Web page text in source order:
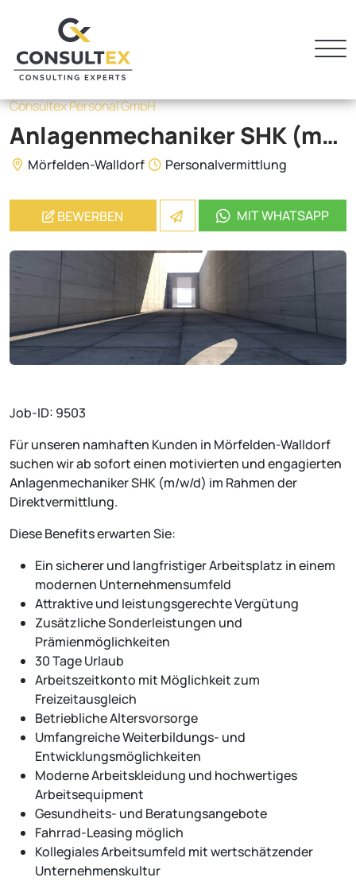
Consultex Personal GmbH
Anlagenmechaniker SHK (m/w/d)
Mörfelden-Walldorf Personalvermittlung
BEWERBEN MIT WHATSAPP
Job-ID: 9503
Für unseren namhaften Kunden in Mörfelden-Walldorf
suchen wir ab sofort einen motivierten und engagierten
Anlagenmechaniker SHK (m/w/d) im Rahmen der
Direktvermittlung.
Diese Benefits erwarten Sie:
Ein sicherer und langfristiger Arbeitsplatz in einem
modernen Unternehmensumfeld
Attraktive und leistungsgerechte Vergütung
Zusätzliche Sonderleistungen und
Prämienmöglichkeiten
30 Tage Urlaub
Arbeitszeitkonto mit Möglichkeit zum
Freizeitausgleich
Betriebliche Altersvorsorge
Umfangreiche Weiterbildungs- und
Entwicklungsmöglichkeiten
Moderne Arbeitskleidung und hochwertiges
Arbeitsequipment
Gesundheits- und Beratungsangebote
Fahrrad-Leasing möglich
Kollegiales Arbeitsumfeld mit wertschätzender
Unternehmenskultur